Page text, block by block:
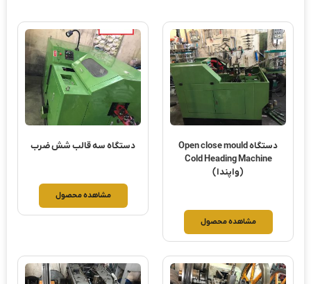
دستگاه Open close mould
Cold Heading Machine
(واپندا)
مشاهده محصول
دستگاه سه قالب شش ضرب
مشاهده محصول